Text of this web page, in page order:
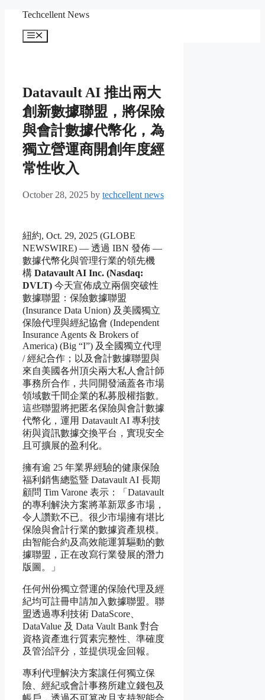
content
Techcellent News
Menu
Datavault AI 推出兩大
創新數據聯盟，將保險
與會計數據代幣化，為
獨立營運商開創年度經
常性收入
October 28, 2025 by techcellent news
紐約, Oct. 29, 2025 (GLOBE
NEWSWIRE) — 透過 IBN 發佈 —
數據代幣化與管理行業的領先機
構 Datavault AI Inc. (Nasdaq:
DVLT) 今天宣佈成立兩個突破性
數據聯盟：保險數據聯盟
(Insurance Data Union) 及美國獨立
保險代理與經紀協會 (Independent
Insurance Agents & Brokers of
America) (Big “I”) 及全國獨立代理
/ 經紀合作；以及會計數據聯盟與
來自美國各州頂尖兩大私人會計師
事務所合作，共同開發涵蓋各市場
領域數千間企業的私募股權指數。
這些聯盟將把匿名保險與會計數據
代幣化，運用 Datavault AI 專利技
術與資訊數據交換平台，實現安全
且可擴展的盈利化。
擁有逾 25 年業界經驗的健康保險
福利銷售總監暨 Datavault AI 長期
顧問 Tim Varone 表示：「Datavault
的專利解決方案將革新眾多市場，
令人讚歎不已。很少市場擁有堪比
保險與會計行業的數據資產規模。
由智能合約及高效能運算驅動的數
據聯盟，正在改寫行業發展的潛力
版圖。」
任何州份獨立營運的保險代理及經
紀均可註冊申請加入數據聯盟。聯
盟透過專利技術 DataScore、
DataValue 及 Data Vault Bank 對合
資格資產進行質素完整性、準確度
及管治評分，並提供現金回報。
專利代理解決方案讓任何獨立保
險、經紀或會計事務所建立錢包及